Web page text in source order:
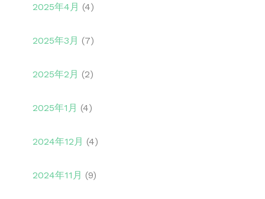
2025年4月 (4)
2025年3月 (7)
2025年2月 (2)
2025年1月 (4)
2024年12月 (4)
2024年11月 (9)